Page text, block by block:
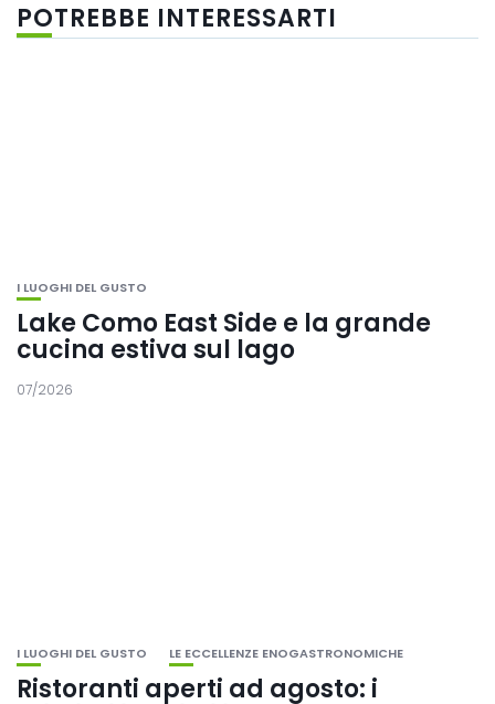
POTREBBE INTERESSARTI
I LUOGHI DEL GUSTO
Lake Como East Side e la grande
cucina estiva sul lago
07/2026
I LUOGHI DEL GUSTO LE ECCELLENZE ENOGASTRONOMICHE
Ristoranti aperti ad agosto: i